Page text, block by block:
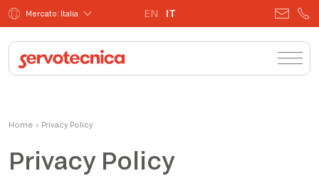
Mercato: Italia EN IT
Home › Privacy Policy
Privacy Policy